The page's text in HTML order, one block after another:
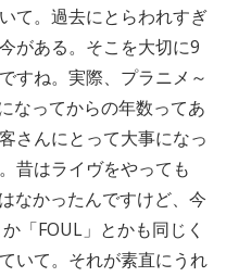
て。過去にとらわれすぎ
がある。そこを大切に9
すね。実際、プラニメ～
なってからの年数ってあ
さんにとって大事になっ
昔はライヴをやっても
なかったんですけど、今
「FOUL」とかも同じく
いて。それが素直にうれ